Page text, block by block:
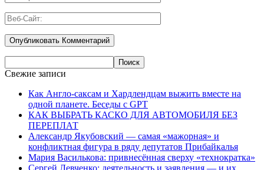
Свежие записи
Как Англо-саксам и Хардлендцам выжить вместе на
одной планете. Беседы с GPT
КАК ВЫБРАТЬ КАСКО ДЛЯ АВТОМОБИЛЯ БЕЗ
ПЕРЕПЛАТ
Александр Якубовский — самая «мажорная» и
конфликтная фигура в ряду депутатов Прибайкалья
Мария Василькова: привнесённая сверху «технократка»
Сергей Левченко: деятельность и заявления — и их